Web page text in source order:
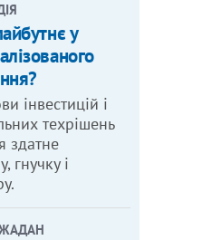
у
інвестицій і
техрішень
здатне
гнучку і
ЖАДАН